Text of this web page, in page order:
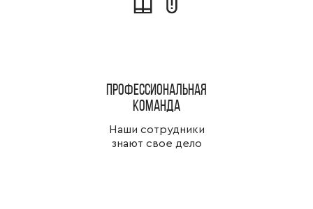
Профессиональная
команда
Наши сотрудники
знают свое дело